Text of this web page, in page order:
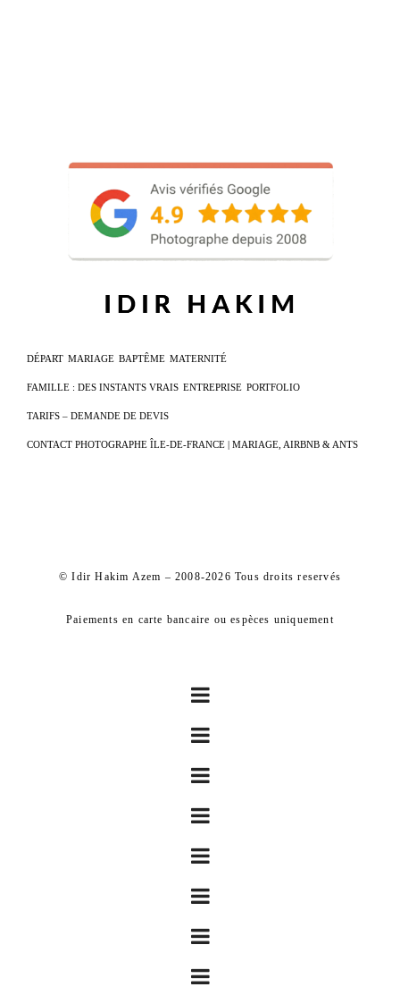
DÉPART MARIAGE BAPTÊME MATERNITÉ
FAMILLE : DES INSTANTS VRAIS ENTREPRISE PORTFOLIO
TARIFS – DEMANDE DE DEVIS
CONTACT PHOTOGRAPHE ÎLE-DE-FRANCE | MARIAGE, AIRBNB & ANTS
© Idir Hakim Azem – 2008-2026 Tous droits reservés
Paiements en carte bancaire ou espèces uniquement